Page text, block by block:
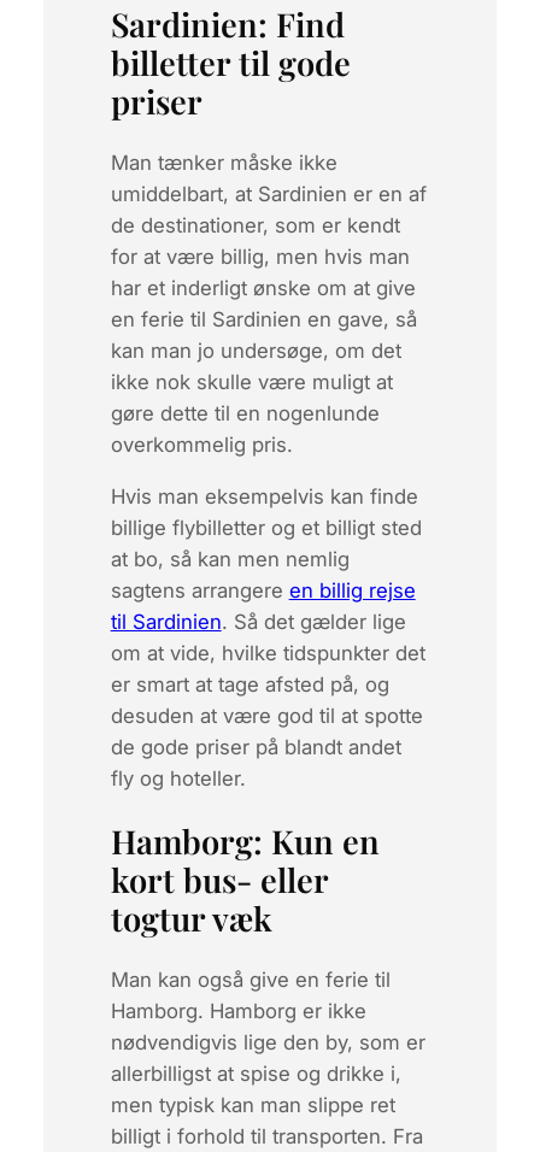
Sardinien: Find
billetter til gode
priser
Man tænker måske ikke
umiddelbart, at Sardinien er en af
de destinationer, som er kendt
for at være billig, men hvis man
har et inderligt ønske om at give
en ferie til Sardinien en gave, så
kan man jo undersøge, om det
ikke nok skulle være muligt at
gøre dette til en nogenlunde
overkommelig pris.
Hvis man eksempelvis kan finde
billige flybilletter og et billigt sted
at bo, så kan men nemlig
sagtens arrangere en billig rejse
til Sardinien. Så det gælder lige
om at vide, hvilke tidspunkter det
er smart at tage afsted på, og
desuden at være god til at spotte
de gode priser på blandt andet
fly og hoteller.
Hamborg: Kun en
kort bus- eller
togtur væk
Man kan også give en ferie til
Hamborg. Hamborg er ikke
nødvendigvis lige den by, som er
allerbilligst at spise og drikke i,
men typisk kan man slippe ret
billigt i forhold til transporten. Fra